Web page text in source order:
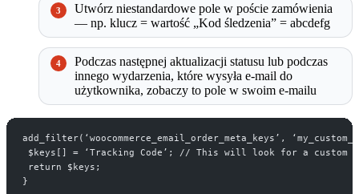
Utwórz niestandardowe pole w poście zamówienia
— np. klucz = wartość „Kod śledzenia” = abcdefg
Podczas następnej aktualizacji statusu lub podczas
innego wydarzenia, które wysyła e-mail do
użytkownika, zobaczy to pole w swoim e-mailu
add_filter(‘woocommerce_email_order_meta_keys’,
$keys[] = ‘Tracking Code’; // This will look for a custom
return $keys;
}